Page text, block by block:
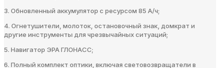
3. Обновленный аккумулятор с ресурсом 85 А/ч;
4. Огнетушители, молоток, остановочный знак, домкрат и
другие инструменты для чрезвычайных ситуаций;
5. Навигатор ЭРА ГЛОНАСС;
6. Полный комплект оптики, включая световозвращатели в